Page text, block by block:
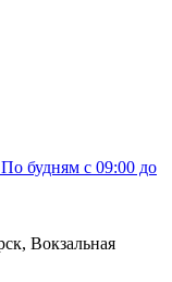
будням c 09:00 до
Вокзальная